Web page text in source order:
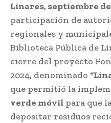
Linares, septiembre de
participación de
regionales y
Biblioteca Pública de
cierre del proyecto
2024, denominado
que permitió la
verde móvil para que
depositar residuos